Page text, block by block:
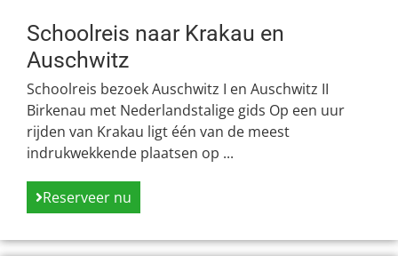
Schoolreis naar Krakau en
Auschwitz
Schoolreis bezoek Auschwitz I en Auschwitz II
Birkenau met Nederlandstalige gids Op een uur
rijden van Krakau ligt één van de meest
indrukwekkende plaatsen op ...
Reserveer nu